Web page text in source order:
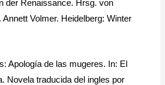
der Renaissance. Hrsg. von
Volmer. Heidelberg: Winter
Apología de las mugeres. In: El
Novela traducida del ingles por